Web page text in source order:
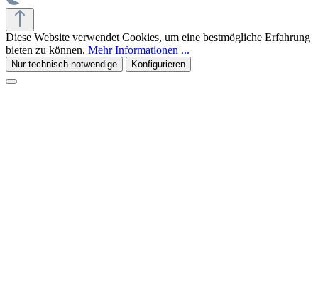
Diese Website verwendet Cookies, um eine bestmögliche Erfahrung
bieten zu können. Mehr Informationen ...
Nur technisch notwendige Konfigurieren